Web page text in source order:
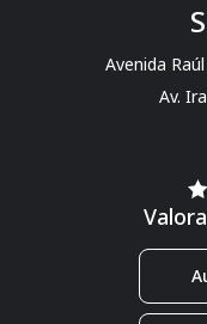
Avenida
Av.